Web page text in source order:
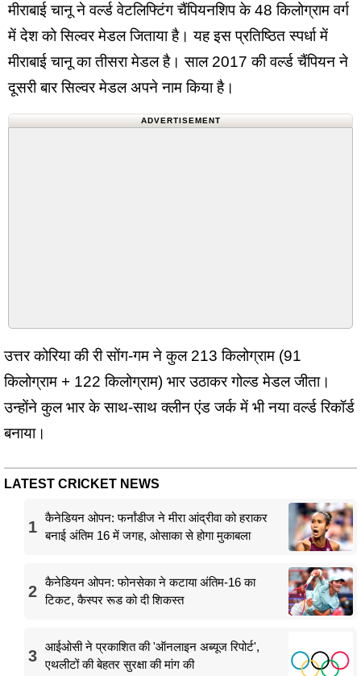
मीराबाई चानू ने वर्ल्ड वेटलिफ्टिंग चैंपियनशिप के 48 किलोग्राम वर्ग
में देश को सिल्वर मेडल जिताया है। यह इस प्रतिष्ठित स्पर्धा में
मीराबाई चानू का तीसरा मेडल है। साल 2017 की वर्ल्ड चैंपियन ने
दूसरी बार सिल्वर मेडल अपने नाम किया है।
ADVERTISEMENT
उत्तर कोरिया की री सोंग-गम ने कुल 213 किलोग्राम (91
किलोग्राम + 122 किलोग्राम) भार उठाकर गोल्ड मेडल जीता।
उन्होंने कुल भार के साथ-साथ क्लीन एंड जर्क में भी नया वर्ल्ड रिकॉर्ड
बनाया।
LATEST CRICKET NEWS
1
कैनेडियन ओपन: फर्नांडीज ने मीरा आंद्रीवा को हराकर
बनाई अंतिम 16 में जगह, ओसाका से होगा मुकाबला
2
कैनेडियन ओपन: फोनसेका ने कटाया अंतिम-16 का
टिकट, कैस्पर रूड को दी शिकस्त
3
आईओसी ने प्रकाशित की 'ऑनलाइन अब्यूज रिपोर्ट',
एथलीटों की बेहतर सुरक्षा की मांग की